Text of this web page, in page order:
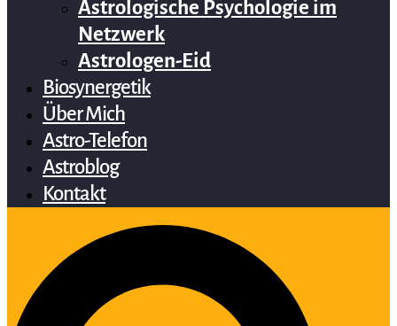
Astrologische Psychologie im
Netzwerk
Astrologen-Eid
Biosynergetik
Über Mich
Astro-Telefon
Astroblog
Kontakt